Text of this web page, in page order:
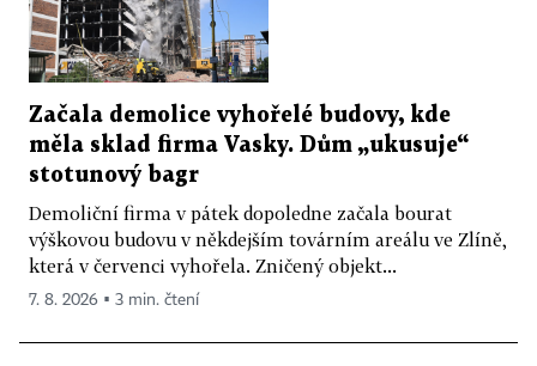
Začala demolice vyhořelé budovy, kde
měla sklad firma Vasky. Dům „ukusuje“
stotunový bagr
Demoliční firma v pátek dopoledne začala bourat
výškovou budovu v někdejším továrním areálu ve Zlíně,
která v červenci vyhořela. Zničený objekt...
7. 8. 2026 ▪ 3 min. čtení